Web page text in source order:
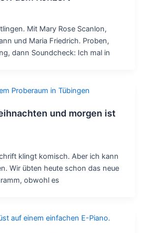
Mit Mary Rose Scanlon,
und Maria Friedrich. Proben,
dann Soundcheck: Ich mal in
und morgen ist
klingt komisch. Aber ich kann
Wir übten heute schon das neue
obwohl es